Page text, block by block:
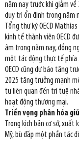
năm nay trước khi giảm
duy trì ổn định trong năm
Tổng thư ký OECD
kinh tế thành viên OECD
âm trong năm nay, đồng
một tác động thực tế phía
OECD cũng dự báo tăng
2025 tăng trưởng mạnh
tư liên quan đến trí tuệ
hoạt động thương mại.
Triển vọng phân hóa
Trong kịch bản cơ sở,
Mỹ, bù đắp một phần tác